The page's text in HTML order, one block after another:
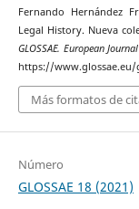
Fernando Hernández
Legal History. Nueva
GLOSSAE. European
https://
Más formatos de
Número
GLOSSAE 18 (2021)